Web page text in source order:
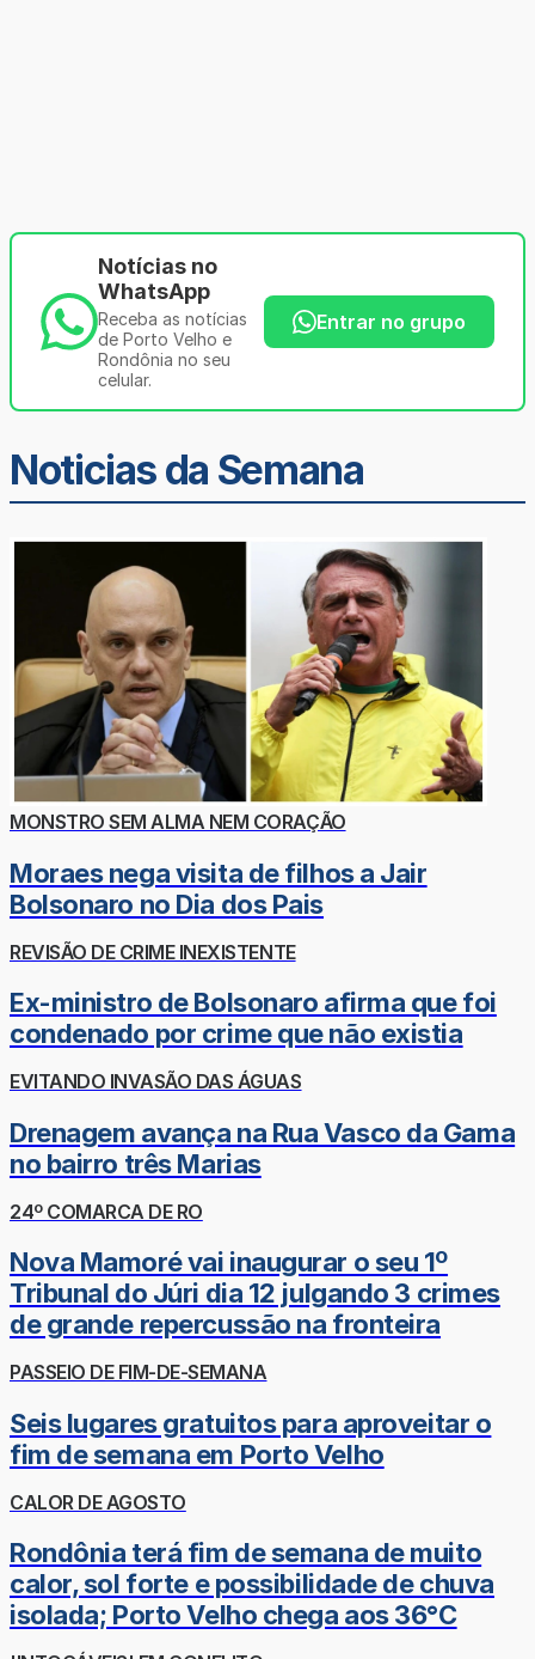
Notícias no
WhatsApp
Receba as notícias
de Porto Velho e
Rondônia no seu
celular.
Entrar no grupo
Noticias da Semana
MONSTRO SEM ALMA NEM CORAÇÃO
Moraes nega visita de filhos a Jair
Bolsonaro no Dia dos Pais
REVISÃO DE CRIME INEXISTENTE
Ex-ministro de Bolsonaro afirma que foi
condenado por crime que não existia
EVITANDO INVASÃO DAS ÁGUAS
Drenagem avança na Rua Vasco da Gama
no bairro três Marias
24º COMARCA DE RO
Nova Mamoré vai inaugurar o seu 1º
Tribunal do Júri dia 12 julgando 3 crimes
de grande repercussão na fronteira
PASSEIO DE FIM-DE-SEMANA
Seis lugares gratuitos para aproveitar o
fim de semana em Porto Velho
CALOR DE AGOSTO
Rondônia terá fim de semana de muito
calor, sol forte e possibilidade de chuva
isolada; Porto Velho chega aos 36°C